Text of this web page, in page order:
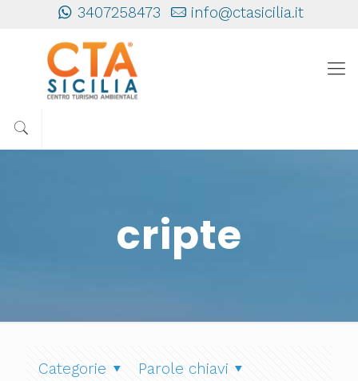
3407258473 info@ctasicilia.it
cripte
Categorie
Parole chiavi